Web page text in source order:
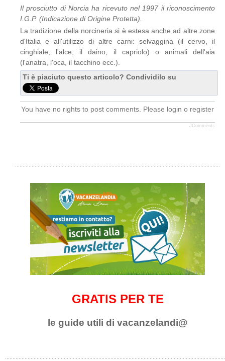
Il prosciutto di Norcia ha ricevuto nel 1997 il riconoscimento
I.G.P. (Indicazione di Origine Protetta).
La tradizione della norcineria si è estesa anche ad altre zone
d'Italia e all'utilizzo di altre carni: selvaggina (il cervo, il
cinghiale, l'alce, il daino, il capriolo) o animali dell'aia
(l'anatra, l'oca, il tacchino ecc.).
Ti è piaciuto questo articolo? Condividilo su
You have no rights to post comments. Please login o register
JComments
GRATIS PER TE
le guide utili di vacanzelandi@